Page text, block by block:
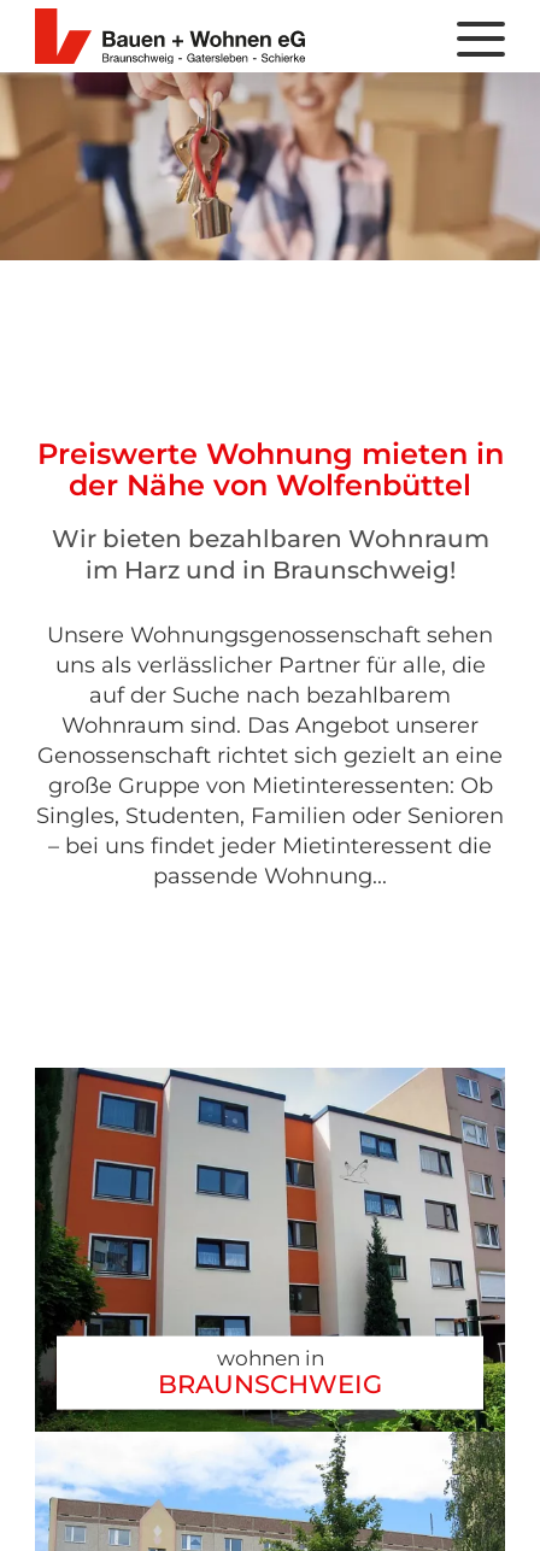
Preiswerte Wohnung mieten in
der Nähe von Wolfenbüttel
Wir bieten bezahlbaren Wohnraum
im Harz und in Braunschweig!
Unsere Wohnungsgenossenschaft sehen
uns als verlässlicher Partner für alle, die
auf der Suche nach bezahlbarem
Wohnraum sind. Das Angebot unserer
Genossenschaft richtet sich gezielt an eine
große Gruppe von Mietinteressenten: Ob
Singles, Studenten, Familien oder Senioren
– bei uns findet jeder Mietinteressent die
passende Wohnung...
wohnen in
BRAUNSCHWEIG